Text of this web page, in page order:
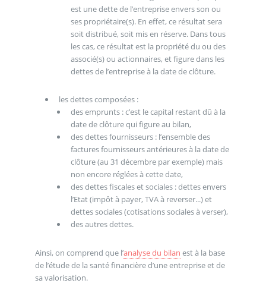
est une dette de l’entreprise envers son ou
ses propriétaire(s). En effet, ce résultat sera
soit distribué, soit mis en réserve. Dans tous
les cas, ce résultat est la propriété du ou des
associé(s) ou actionnaires, et figure dans les
dettes de l’entreprise à la date de clôture.
les dettes composées :
des emprunts : c’est le capital restant dû à la
date de clôture qui figure au bilan,
des dettes fournisseurs : l’ensemble des
factures fournisseurs antérieures à la date de
clôture (au 31 décembre par exemple) mais
non encore réglées à cette date,
des dettes fiscales et sociales : dettes envers
l’Etat (impôt à payer, TVA à reverser...) et
dettes sociales (cotisations sociales à verser),
des autres dettes.
Ainsi, on comprend que l’analyse du bilan est à la base
de l’étude de la santé financière d’une entreprise et de
sa valorisation.